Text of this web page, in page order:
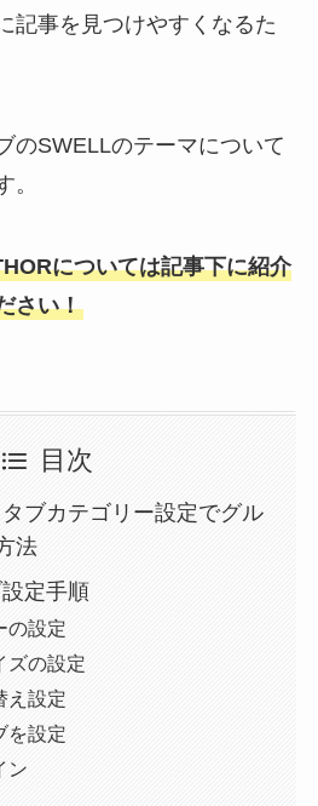
記事を見つけやすくなるた
のSWELLのテーマについて
。
については記事下に紹介
さい！
目次
タブカテゴリー設定でグル
法
定手順
の設定
ズの設定
え設定
を設定
ン